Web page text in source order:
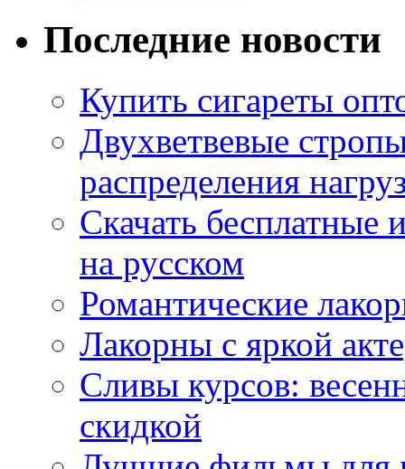
Последние новости
Купить сигареты
Двухветвевые
распределения
Скачать
на русском
Романтические
Лакорны с яркой
Сливы курсов:
скидкой